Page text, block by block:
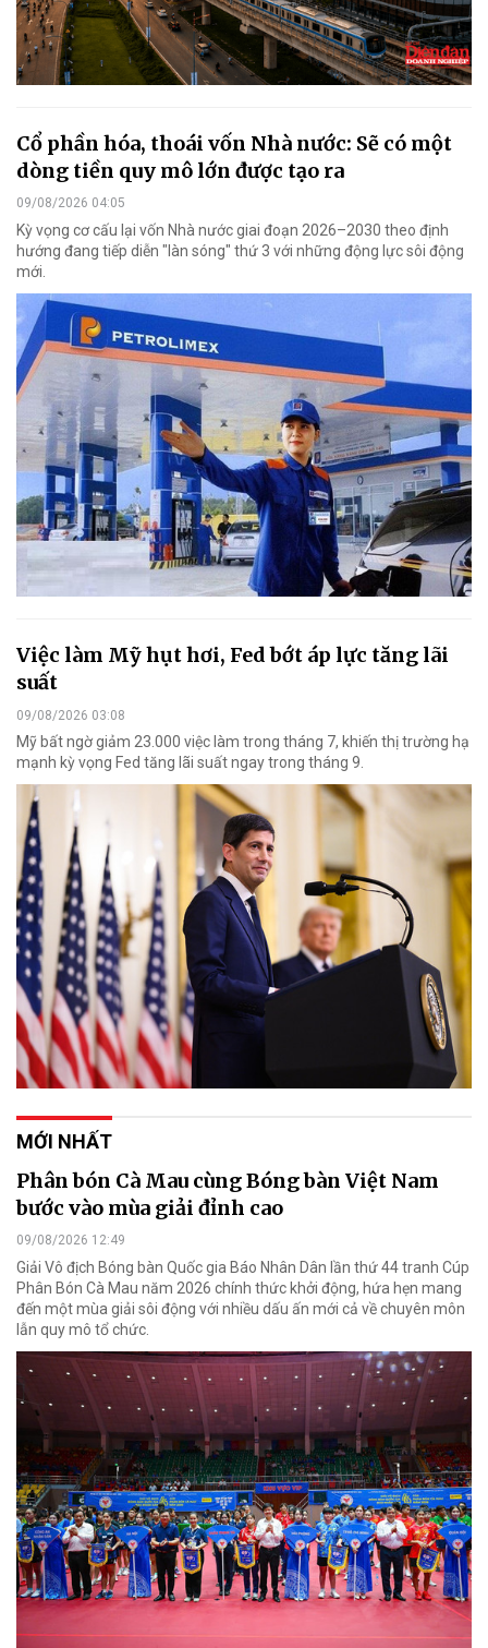
Cổ phần hóa, thoái vốn Nhà nước: Sẽ có một
dòng tiền quy mô lớn được tạo ra
09/08/2026 04:05
Kỳ vọng cơ cấu lại vốn Nhà nước giai đoạn 2026–2030 theo định
hướng đang tiếp diễn "làn sóng" thứ 3 với những động lực sôi động
mới.
Việc làm Mỹ hụt hơi, Fed bớt áp lực tăng lãi
suất
09/08/2026 03:08
Mỹ bất ngờ giảm 23.000 việc làm trong tháng 7, khiến thị trường hạ
mạnh kỳ vọng Fed tăng lãi suất ngay trong tháng 9.
MỚI NHẤT
Phân bón Cà Mau cùng Bóng bàn Việt Nam
bước vào mùa giải đỉnh cao
09/08/2026 12:49
Giải Vô địch Bóng bàn Quốc gia Báo Nhân Dân lần thứ 44 tranh Cúp
Phân Bón Cà Mau năm 2026 chính thức khởi động, hứa hẹn mang
đến một mùa giải sôi động với nhiều dấu ấn mới cả về chuyên môn
lẫn quy mô tổ chức.